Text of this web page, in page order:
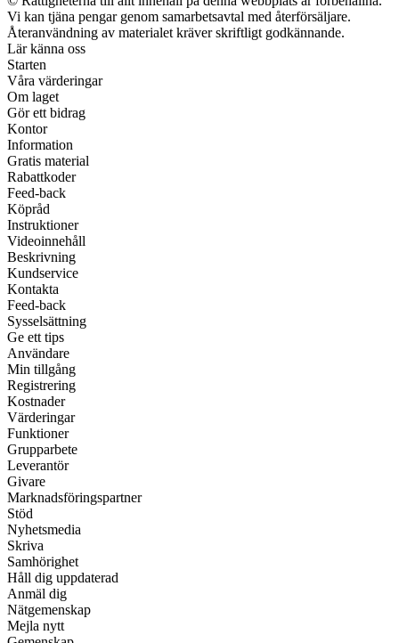
Vi kan tjäna pengar genom samarbetsavtal med återförsäljare.
Återanvändning av materialet kräver skriftligt godkännande.
Lär känna oss
Starten
Våra värderingar
Om laget
Gör ett bidrag
Kontor
Information
Gratis material
Rabattkoder
Feed-back
Köpråd
Instruktioner
Videoinnehåll
Beskrivning
Kundservice
Kontakta
Feed-back
Sysselsättning
Ge ett tips
Användare
Min tillgång
Registrering
Kostnader
Värderingar
Funktioner
Grupparbete
Leverantör
Givare
Marknadsföringspartner
Stöd
Nyhetsmedia
Skriva
Samhörighet
Håll dig uppdaterad
Anmäl dig
Nätgemenskap
Mejla nytt